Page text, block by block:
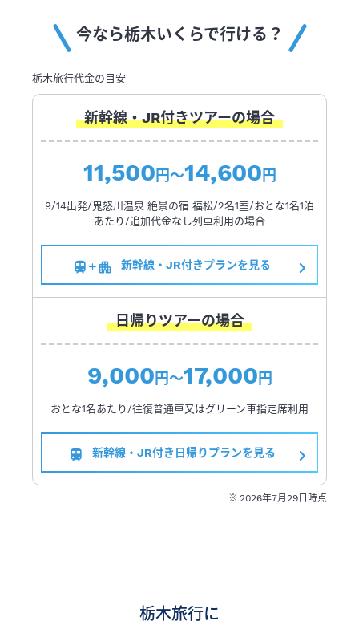
今なら栃木いくらで行ける？
栃木旅行代金の目安
新幹線・JR付きツアーの場合
11,500円～14,600円
9/14出発/鬼怒川温泉 絶景の宿 福松/2名1室/おとな1名1泊
あたり/追加代金なし列車利用の場合
新幹線・JR付きプランを見る
日帰りツアーの場合
9,000円～17,000円
おとな1名あたり/往復普通車又はグリーン車指定席利用
新幹線・JR付き日帰りプランを見る
2026年7月29日時点
栃木旅行に